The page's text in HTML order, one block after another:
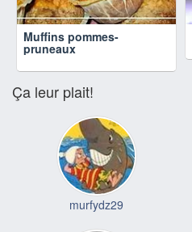
Muffins pommes-
pruneaux
Ça leur plait!
murfydz29